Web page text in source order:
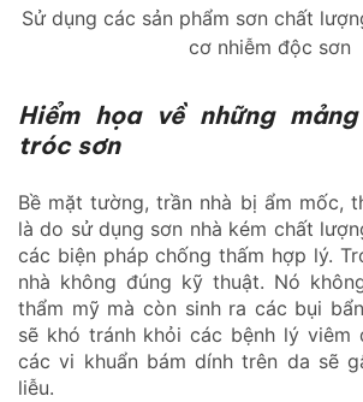
Sử dụng các sản phẩm sơn chất
cơ nhiễm độc sơn
Hiểm họa về những
tróc sơn
Bề mặt tường, trần nhà bị ẩm mốc,
là do sử dụng sơn nhà kém chất
các biện pháp chống thấm hợp lý.
nhà không đúng kỹ thuật. Nó
thẩm mỹ mà còn sinh ra các bụi
sẽ khó tránh khỏi các bệnh lý viêm
các vi khuẩn bám dính trên da sẽ
liễu.